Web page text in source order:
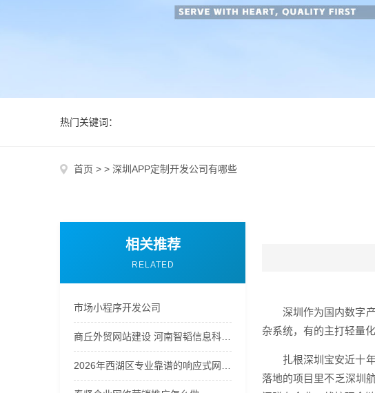
热门关键词：
首页 > > 深圳APP定制开发公司有哪些
相关推荐
RELATED
市场小程序开发公司
深圳作为国内数字
杂系统，有的主打轻量
扎根深圳宝安近十
落地的项目里不乏深圳